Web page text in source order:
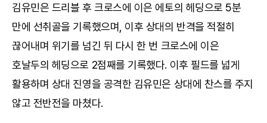
김유민은 드리블 후 크로스에 이은 에토의 헤딩으로 5분
만에 선취골을 기록했으며, 이후 상대의 반격을 적절히
끊어내며 위기를 넘긴 뒤 다시 한 번 크로스에 이은
호날두의 헤딩으로 2점째를 기록했다. 이후 필드를 넓게
활용하며 상대 진영을 공격한 김유민은 상대에 찬스를 주지
않고 전반전을 마쳤다.